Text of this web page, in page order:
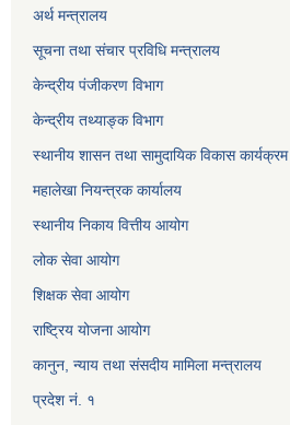
अर्थ मन्त्रालय
सूचना तथा संचार प्रविधि मन्त्रालय
केन्द्रीय पंजीकरण विभाग
केन्द्रीय तथ्याङ्क विभाग
स्थानीय शासन तथा सामुदायिक विकास कार्यक्रम
महालेखा नियन्त्रक कार्यालय
स्थानीय निकाय वित्तीय आयोग
लोक सेवा आयोग
शिक्षक सेवा आयोग
राष्ट्रिय योजना आयोग
कानुन, न्याय तथा संसदीय मामिला मन्त्रालय
प्रदेश नं. १